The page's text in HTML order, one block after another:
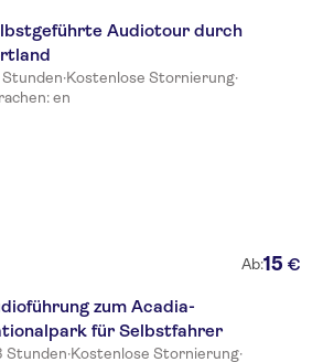
Audiotour durch
Stunden·Kostenlose Stornierung·
en
Ab:15 €
zum Acadia-
für Selbstfahrer
Stunden·Kostenlose Stornierung·